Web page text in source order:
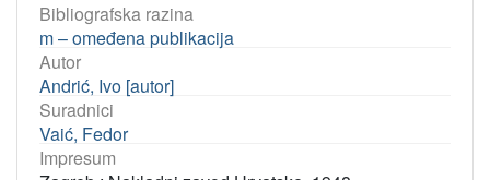
Bibliografska razina
m – omeđena publikacija
Autor
Andrić, Ivo [autor]
Suradnici
Vaić, Fedor
Impresum